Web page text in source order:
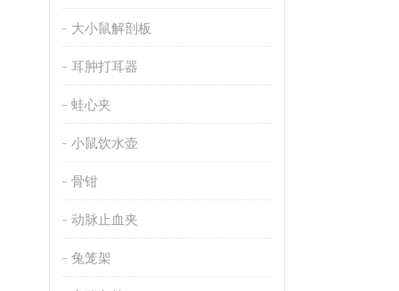
大小鼠解剖板
耳肿打耳器
蛙心夹
小鼠饮水壶
骨钳
动脉止血夹
兔笼架